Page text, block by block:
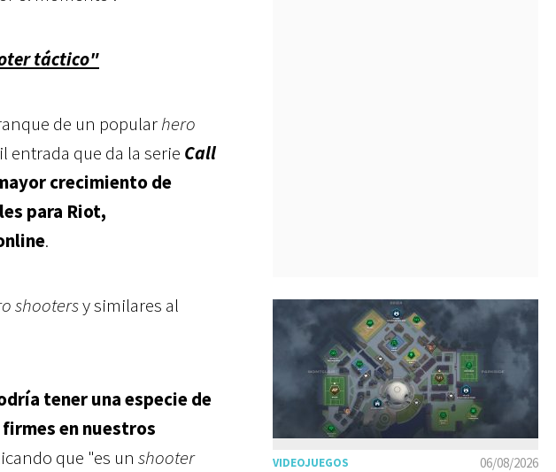
táctico"
de un popularhero
entrada que da la serie Call
crecimiento de
para Riot,
.
shootersy similares al
tener una especie de
en nuestros
que "es un shooter
06/08/2026
VIDEOJUEGOS